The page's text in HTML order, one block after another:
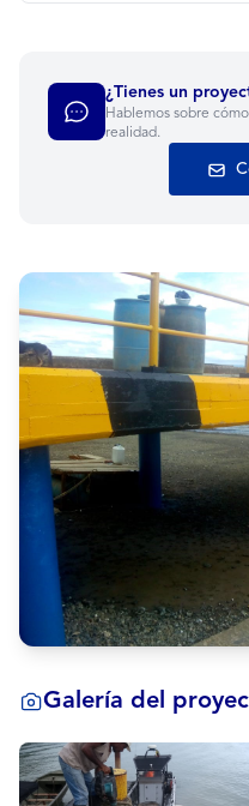
¿Tienes un
Hablemos sobre
realidad.
Galería del